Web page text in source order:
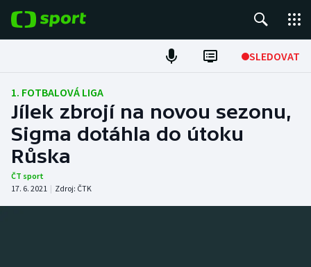
SLEDOVAT
Fotbal
Hokej
Tenis
Atletika
1. FOTBALOVÁ LIGA
Jílek zbrojí na novou sezonu,
Sigma dotáhla do útoku
Růska
ČT sport
17. 6. 2021 | Zdroj: ČTK